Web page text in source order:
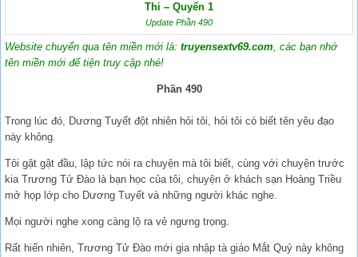
Thi – Quyển 1
Update Phần 490
Website chuyển qua tên miền mới là: truyensextv69.com, các bạn nhớ
tên miền mới để tiện truy cập nhé!
Phần 490
Trong lúc đó, Dương Tuyết đột nhiên hỏi tôi, hỏi tôi có biết tên yêu đạo
này không.
Tôi gật gật đầu, lập tức nói ra chuyện mà tôi biết, cùng với chuyện trước
kia Trương Tử Đào là bạn học của tôi, chuyện ở khách sạn Hoàng Triều
mở họp lớp cho Dương Tuyết và những người khác nghe.
Mọi người nghe xong càng lộ ra vẻ ngưng trọng.
Rất hiển nhiên, Trương Tử Đào mới gia nhập tà giáo Mắt Quỷ này không